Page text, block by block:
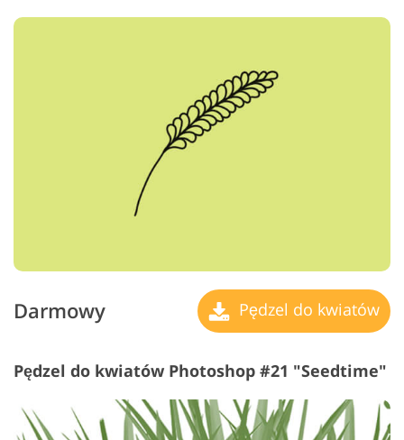
Darmowy Pędzel do kwiatów
Pędzel do kwiatów Photoshop #21 "Seedtime"